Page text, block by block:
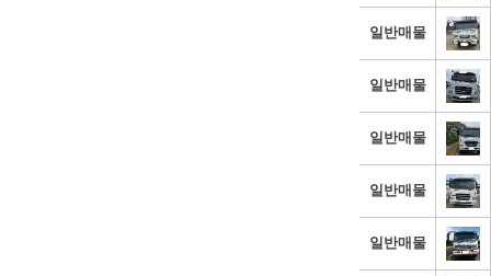
일반매물
일반매물
일반매물
일반매물
일반매물